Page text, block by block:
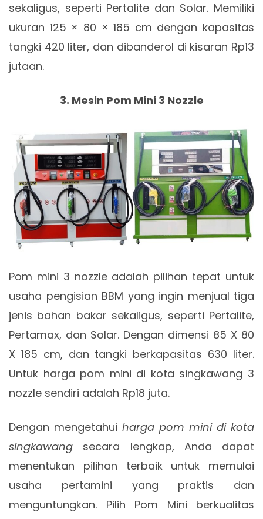
sekaligus, seperti Pertalite dan Solar. Memiliki
ukuran 125 × 80 × 185 cm dengan kapasitas
tangki 420 liter, dan dibanderol di kisaran Rp13
jutaan.
3. Mesin Pom Mini 3 Nozzle
Pom mini 3 nozzle adalah pilihan tepat untuk
usaha pengisian BBM yang ingin menjual tiga
jenis bahan bakar sekaligus, seperti Pertalite,
Pertamax, dan Solar. Dengan dimensi 85 X 80
X 185 cm, dan tangki berkapasitas 630 liter.
Untuk harga pom mini di kota singkawang 3
nozzle sendiri adalah Rp18 juta.
Dengan mengetahui harga pom mini di kota
singkawang secara lengkap, Anda dapat
menentukan pilihan terbaik untuk memulai
usaha pertamini yang praktis dan
menguntungkan. Pilih Pom Mini berkualitas